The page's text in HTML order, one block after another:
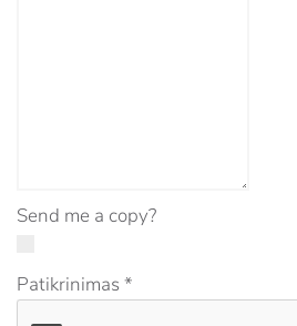
Send me a copy?
Patikrinimas*